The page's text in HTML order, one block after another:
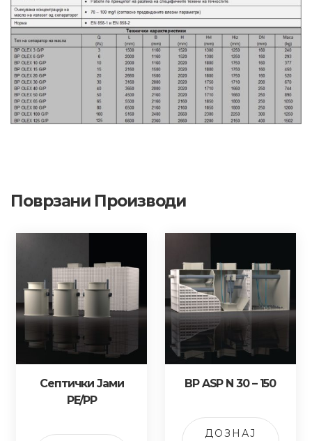
Поврзани Производи
Септички Јами
PE/PP
BP ASP N 30 – 150
ДОЗНАЈ